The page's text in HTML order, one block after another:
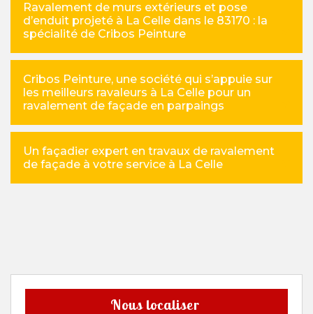
Ravalement de murs extérieurs et pose
d’enduit projeté à La Celle dans le 83170 : la
spécialité de Cribos Peinture
Cribos Peinture, une société qui s’appuie sur
les meilleurs ravaleurs à La Celle pour un
ravalement de façade en parpaings
Un façadier expert en travaux de ravalement
de façade à votre service à La Celle
Nous localiser